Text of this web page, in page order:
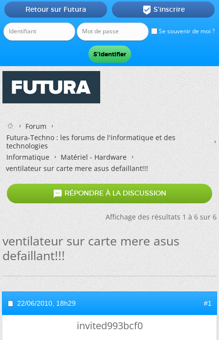
Se souvenir de moi ?
Retour sur Futura  S'inscrire
Forum
Futura-Techno : les forums de l'informatique et des
technologies
Informatique
Matériel - Hardware
ventilateur sur carte mere asus defaillant!!!
 RÉPONDRE À LA DISCUSSION
Affichage des résultats 1 à 6 sur 6
ventilateur sur carte mere asus
defaillant!!!
22/06/2010, 18h29 #1
invited993bcf0